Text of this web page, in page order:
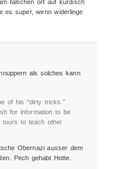
falschen ort auf kurdisch
es super, wenn widerlinge
als solches kann
of his “dirty tricks.”
for information to be
tours to teach other
Obernazi ausser dem
Pech gehabt Hotte.